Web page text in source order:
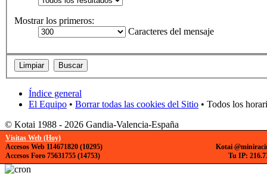
Mostrar los primeros:
Caracteres del mensaje
Índice general
El Equipo • Borrar todas las cookies del Sitio • Todos los
© Kotai 1988 - 2026 Gandia-Valencia-España
Visitas Web (Hoy)
Accesos Web 114671820 (10295)
Accesos Foro 75631755 (14753)
Kotai
Tu IP: